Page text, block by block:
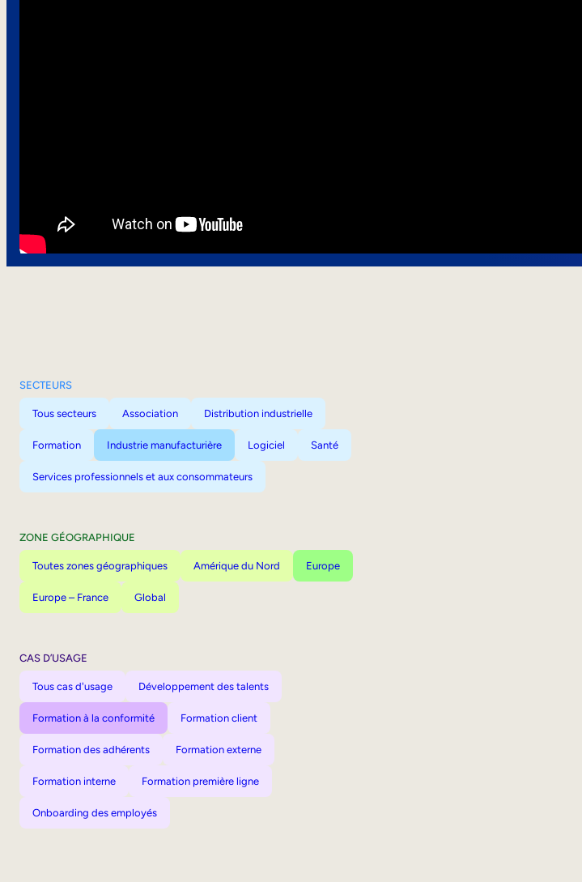
SECTEURS
Tous secteurs Association Distribution industrielle
Formation Industrie manufacturière Logiciel Santé
Services professionnels et aux consommateurs
ZONE GÉOGRAPHIQUE
Toutes zones géographiques Amérique du Nord Europe
Europe – France Global
CAS D’USAGE
Tous cas d'usage Développement des talents
Formation à la conformité Formation client
Formation des adhérents Formation externe
Formation interne Formation première ligne
Onboarding des employés